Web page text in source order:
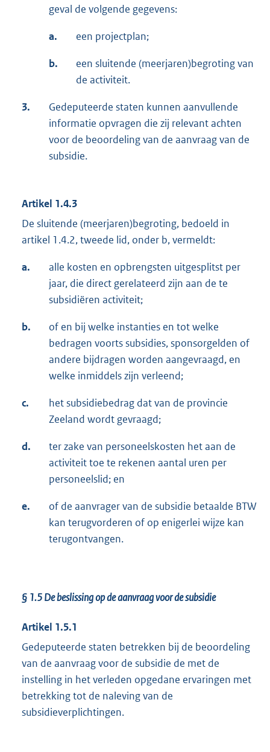
geval de volgende gegevens:
a. een projectplan;
b.
een sluitende (meerjaren)begroting van
de activiteit.
3.
Gedeputeerde staten kunnen aanvullende
informatie opvragen die zij relevant achten
voor de beoordeling van de aanvraag van de
subsidie.
Artikel 1.4.3
De sluitende (meerjaren)begroting, bedoeld in
artikel 1.4.2, tweede lid, onder b, vermeldt:
a.
alle kosten en opbrengsten uitgesplitst per
jaar, die direct gerelateerd zijn aan de te
subsidiëren activiteit;
b.
of en bij welke instanties en tot welke
bedragen voorts subsidies, sponsorgelden of
andere bijdragen worden aangevraagd, en
welke inmiddels zijn verleend;
c.
het subsidiebedrag dat van de provincie
Zeeland wordt gevraagd;
d.
ter zake van personeelskosten het aan de
activiteit toe te rekenen aantal uren per
personeelslid; en
e.
of de aanvrager van de subsidie betaalde BTW
kan terugvorderen of op enigerlei wijze kan
terugontvangen.
§ 1.5De beslissing op de aanvraag voor de subsidie
Artikel 1.5.1
Gedeputeerde staten betrekken bij de beoordeling
van de aanvraag voor de subsidie de met de
instelling in het verleden opgedane ervaringen met
betrekking tot de naleving van de
subsidieverplichtingen.